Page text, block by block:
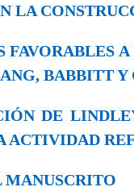
LA
FAVORABLES
BABBITT Y
DE
ACTIVIDAD
MANUSCRITO